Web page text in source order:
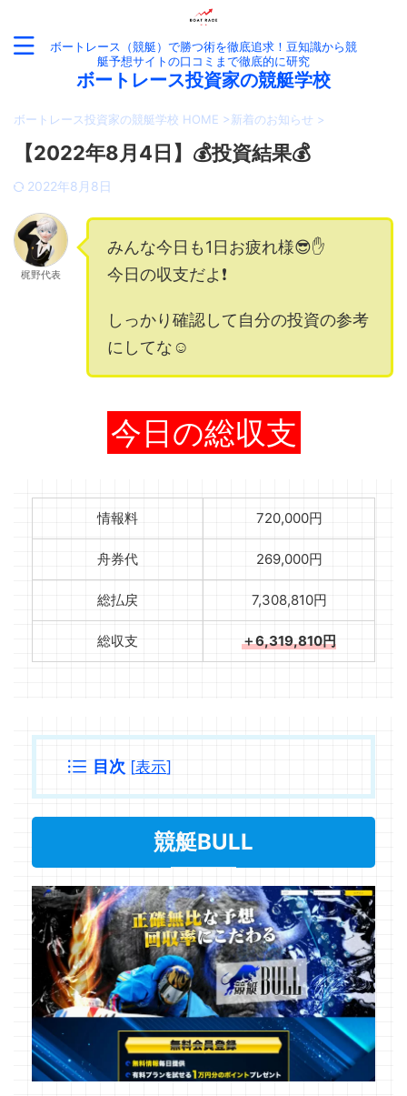
ボートレース（競艇）で勝つ術を徹底追求！豆知識から競
艇予想サイトの口コミまで徹底的に研究
ボートレース投資家の競艇学校
ボートレース投資家の競艇学校 HOME >新着のお知らせ >
【2022年8月4日】💰投資結果💰
2022年8月8日
梶野代表
みんな今日も1日お疲れ様😎✋
今日の収支だよ❗️
しっかり確認して自分の投資の参考
にしてな☺️
今日の総収支
情報料 720,000円
舟券代 269,000円
総払戻 7,308,810円
総収支 ＋6,319,810円
目次 [表示]
競艇BULL